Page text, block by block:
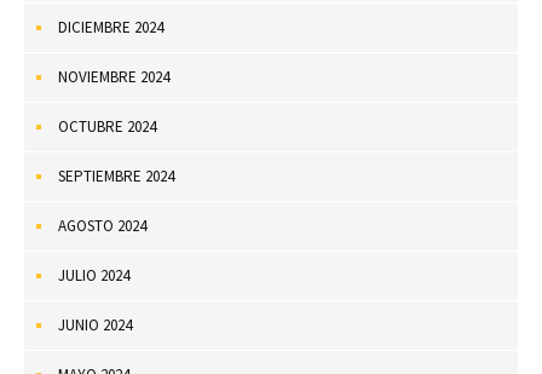
DICIEMBRE 2024
NOVIEMBRE 2024
OCTUBRE 2024
SEPTIEMBRE 2024
AGOSTO 2024
JULIO 2024
JUNIO 2024